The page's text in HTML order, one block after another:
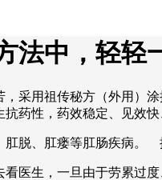
法中，轻轻
采用祖传秘方（外用）
药性，药效稳定、见效
肛脱、肛瘘等肛肠疾病
医生，一旦由于劳累过